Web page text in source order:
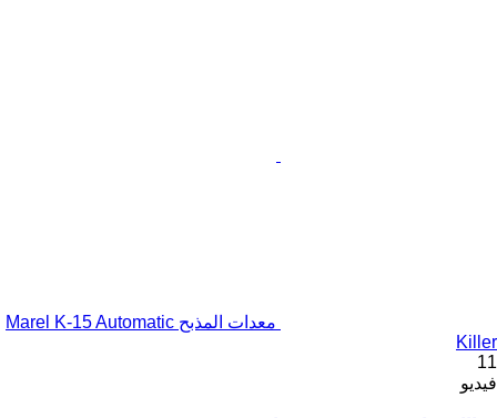
معدات المذبح Marel K-15 Automatic
Killer
11
فيديو